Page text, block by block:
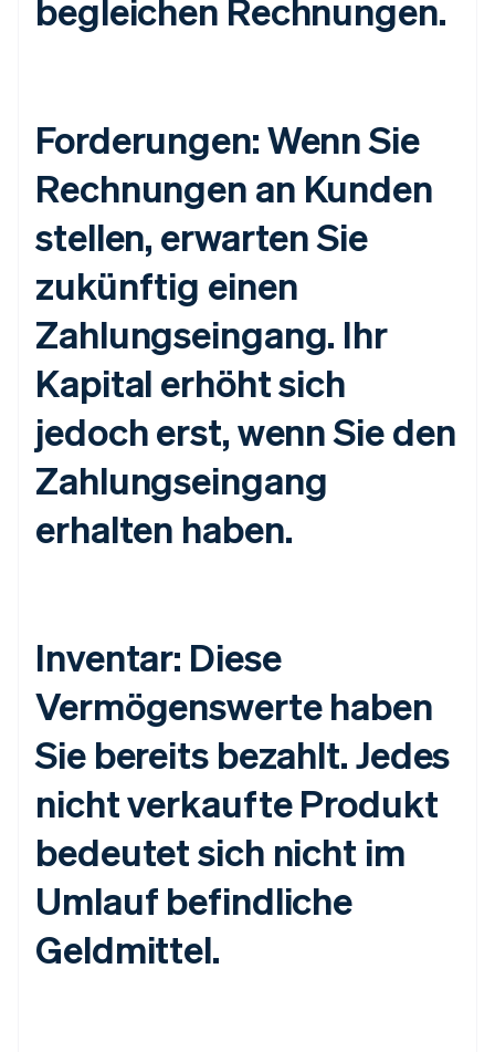
begleichen Rechnungen.
Forderungen: Wenn Sie
Rechnungen an Kunden
stellen, erwarten Sie
zukünftig einen
Zahlungseingang. Ihr
Kapital erhöht sich
jedoch erst, wenn Sie den
Zahlungseingang
erhalten haben.
Inventar: Diese
Vermögenswerte haben
Sie bereits bezahlt. Jedes
nicht verkaufte Produkt
bedeutet sich nicht im
Umlauf befindliche
Geldmittel.